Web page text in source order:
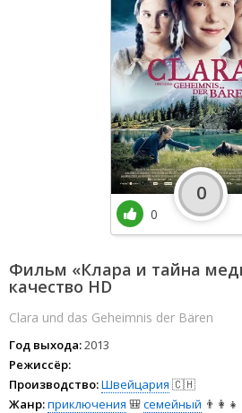
Фильм «Клара и тайна
качество HD
Clara und das Geheimnis der Bären
Год выхода:2013
Режиссёр:
Производство:Швейцария 🇨🇭
Жанр:приключения 🎒семейный
0
0